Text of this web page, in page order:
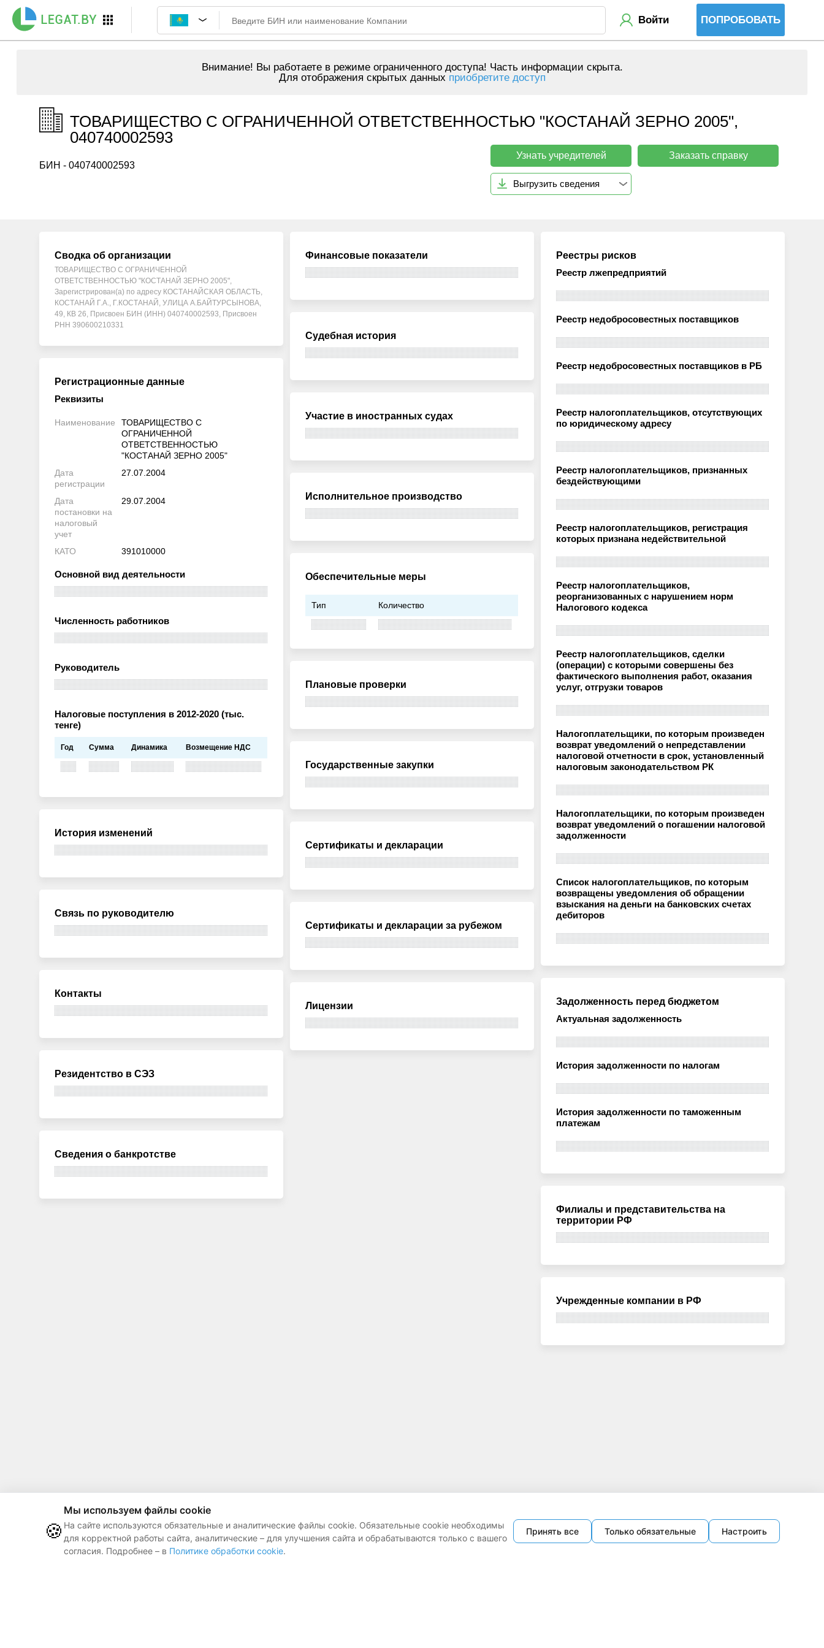
Войти ПОПРОБОВАТЬ
Внимание! Вы работаете в режиме ограниченного доступа! Часть информации скрыта.
Для отображения скрытых данных приобретите доступ
ТОВАРИЩЕСТВО С ОГРАНИЧЕННОЙ ОТВЕТСТВЕННОСТЬЮ "КОСТАНАЙ ЗЕРНО 2005",
040740002593
БИН - 040740002593
Узнать учредителей Заказать справку
Выгрузить сведения
Сводка об организации
ТОВАРИЩЕСТВО С ОГРАНИЧЕННОЙ
ОТВЕТСТВЕННОСТЬЮ "КОСТАНАЙ ЗЕРНО 2005",
Зарегистрирован(а) по адресу КОСТАНАЙСКАЯ ОБЛАСТЬ,
КОСТАНАЙ Г.А., Г.КОСТАНАЙ, УЛИЦА А.БАЙТУРСЫНОВА,
49, КВ 26, Присвоен БИН (ИНН) 040740002593, Присвоен
РНН 390600210331
Регистрационные данные
Реквизиты
Наименование
ТОВАРИЩЕСТВО С
ОГРАНИЧЕННОЙ
ОТВЕТСТВЕННОСТЬЮ
"КОСТАНАЙ ЗЕРНО 2005"
Дата
регистрации
27.07.2004
Дата
постановки на
налоговый
учет
29.07.2004
КАТО 391010000
Основной вид деятельности
Численность работников
Руководитель
Налоговые поступления в 2012-2020 (тыс.
тенге)
Год Сумма Динамика Возмещение НДС
История изменений
Связь по руководителю
Контакты
Резидентство в СЭЗ
Сведения о банкротстве
Финансовые показатели
Судебная история
Участие в иностранных судах
Исполнительное производство
Обеспечительные меры
Тип Количество
Плановые проверки
Государственные закупки
Сертификаты и декларации
Сертификаты и декларации за рубежом
Лицензии
Реестры рисков
Реестр лжепредприятий
Реестр недобросовестных поставщиков
Реестр недобросовестных поставщиков в РБ
Реестр налогоплательщиков, отсутствующих
по юридическому адресу
Реестр налогоплательщиков, признанных
бездействующими
Реестр налогоплательщиков, регистрация
которых признана недействительной
Реестр налогоплательщиков,
реорганизованных с нарушением норм
Налогового кодекса
Реестр налогоплательщиков, сделки
(операции) с которыми совершены без
фактического выполнения работ, оказания
услуг, отгрузки товаров
Налогоплательщики, по которым произведен
возврат уведомлений о непредставлении
налоговой отчетности в срок, установленный
налоговым законодательством РК
Налогоплательщики, по которым произведен
возврат уведомлений о погашении налоговой
задолженности
Список налогоплательщиков, по которым
возвращены уведомления об обращении
взыскания на деньги на банковских счетах
дебиторов
Задолженность перед бюджетом
Актуальная задолженность
История задолженности по налогам
История задолженности по таможенным
платежам
Филиалы и представительства на
территории РФ
Учрежденные компании в РФ
🍪
Мы используем файлы cookie
На сайте используются обязательные и аналитические файлы cookie. Обязательные cookie необходимы
для корректной работы сайта, аналитические – для улучшения сайта и обрабатываются только с вашего
согласия. Подробнее – в Политике обработки cookie.
Принять все Только обязательные Настроить